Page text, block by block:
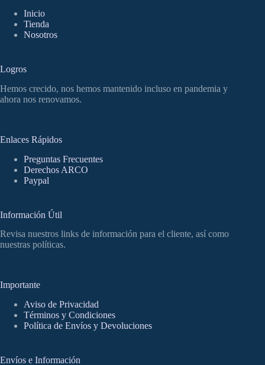
Inicio
Tienda
Nosotros
Logros
Hemos crecido, nos hemos mantenido incluso en pandemia y
ahora nos renovamos.
Enlaces Rápidos
Preguntas Frecuentes
Derechos ARCO
Paypal
Información Útil
Revisa nuestros links de información para el cliente, así como
nuestras políticas.
Importante
Aviso de Privacidad
Términos y Condiciones
Política de Envíos y Devoluciones
Envíos e Información